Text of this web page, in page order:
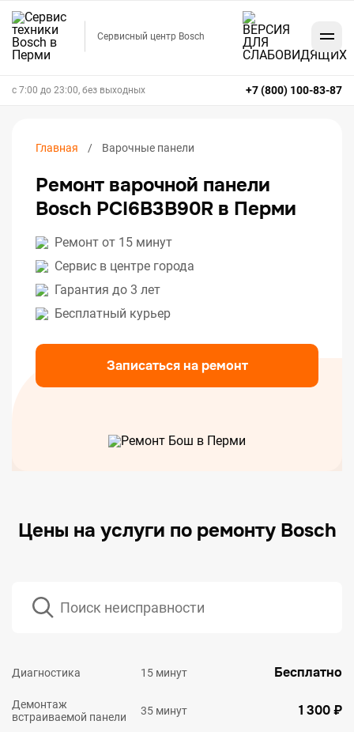
Сервисный центр Bosch
+7 (800) 100-83-87
с 7:00 до 23:00, без выходных
Главная Варочные панели
Ремонт варочной панели
Bosch PCI6B3B90R в Перми
Ремонт от 15 минут
Сервис в центре города
Гарантия до 3 лет
Бесплатный курьер
Записаться на ремонт
Цены на услуги по ремонту Bosch
Диагностика 15 минут Бесплатно
Демонтаж
встраиваемой панели
35 минут 1 300 ₽